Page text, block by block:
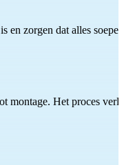
zorgen dat alles
montage. Het proces